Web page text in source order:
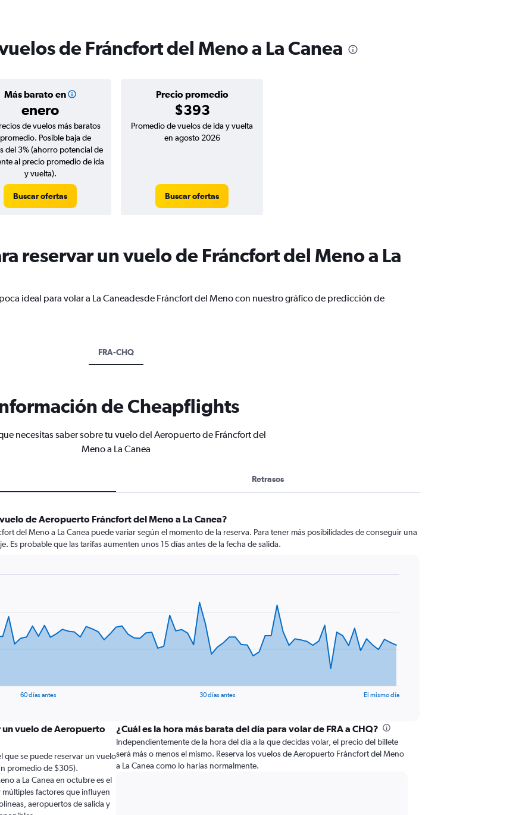
de Fráncfort del Meno a La Canea
Más barato en
enero
Precio promedio
$393
de vuelos más baratos
Posible baja de
del 3% (ahorro potencial de
al precio promedio de ida
y vuelta).
Buscar ofertas
Promedio de vuelos de ida y vuelta
en agosto 2026
Buscar ofertas
reservar un vuelo de Fráncfort del Meno a La
ideal para volar a La Caneadesde Fráncfort del Meno con nuestro gráfico de predicción de
FRA-CHQ
de Cheapflights
necesitas saber sobre tu vuelo del Aeropuerto de Fráncfort del
Meno a La Canea
Retrasos
de Aeropuerto Fráncfort del Meno a La Canea?
del Meno a La Canea puede variar según el momento de la reserva. Para tener más posibilidades de conseguir una
Es probable que las tarifas aumenten unos 15 días antes de la fecha de salida.
60 días antes 30 días antes El mismo día
un vuelo de Aeropuerto
que se puede reservar un vuelo
promedio de $305).
a La Canea en octubre es el
factores que influyen
aeropuertos de salida y
¿Cuál es la hora más barata del día para volar de FRA a CHQ?
Independientemente de la hora del día a la que decidas volar, el precio del billete
será más o menos el mismo. Reserva los vuelos de Aeropuerto Fráncfort del Meno
a La Canea como lo harías normalmente.